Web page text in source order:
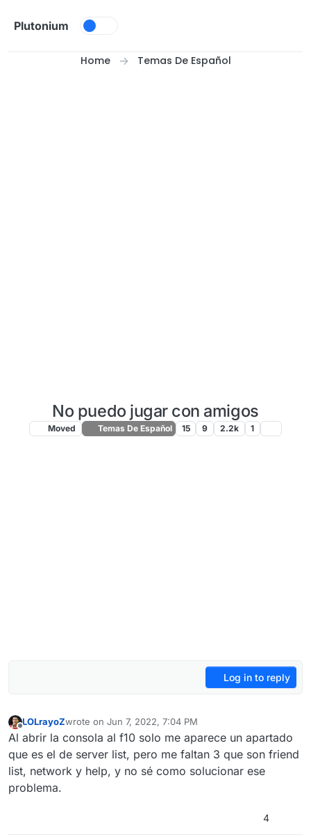
Plutonium
Home Temas De Español
No puedo jugar con amigos
Moved Temas De Español 15 9 2.2k 1
Log in to reply
Offline
LOLrayoZwrote on Jun 7, 2022, 7:04 PM
last edited by
Al abrir la consola al f10 solo me aparece un apartado
que es el de server list, pero me faltan 3 que son friend
list, network y help, y no sé como solucionar ese
problema.
4